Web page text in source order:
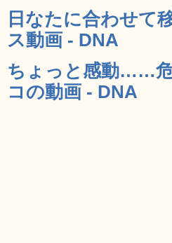
日なたに合わせて
ス動画 - DNA
ちょっと感動……危
コの動画 - DNA